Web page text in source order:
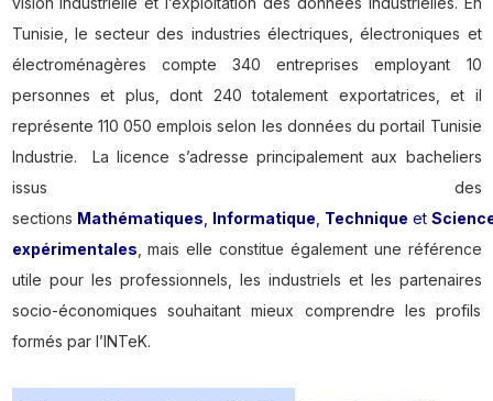
Tunisie, le secteur des industries électriques, électroniques et
électroménagères compte 340 entreprises employant 10
personnes et plus, dont 240 totalement exportatrices, et il
représente 110 050 emplois selon les données du portail Tunisie
Industrie. La licence s’adresse principalement aux bacheliers
issus des
sections Mathématiques Informatique Technique et
expérimentales , mais elle constitue également une référence
utile pour les professionnels, les industriels et les partenaires
socio-économiques souhaitant mieux comprendre les profils
formés par l’INTeK.